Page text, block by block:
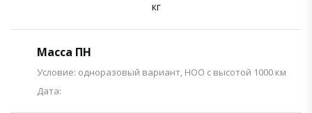
кг
Масса ПН
Условие: одноразовый вариант, НОО с высотой 1000 км
Дата: